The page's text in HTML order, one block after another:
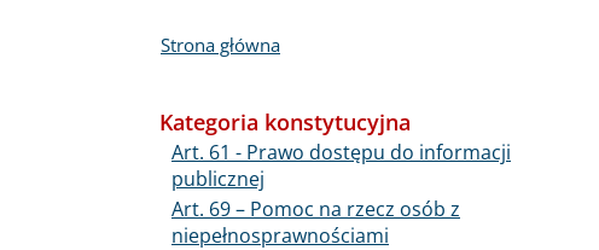
Strona główna
Kategoria konstytucyjna
Art. 61 - Prawo dostępu do informacji
publicznej
Art. 69 – Pomoc na rzecz osób z
niepełnosprawnościami